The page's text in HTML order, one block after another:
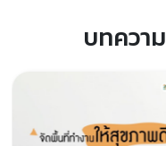
บทควา